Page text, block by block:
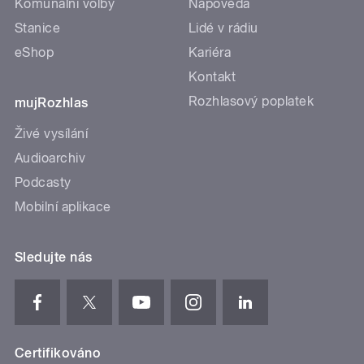
Komunální volby
Stanice
eShop
mujRozhlas
Živé vysílání
Audioarchiv
Podcasty
Mobilní aplikace
Nápověda
Lidé v rádiu
Kariéra
Kontakt
Rozhlasový poplatek
Sledujte nás
Certifikováno